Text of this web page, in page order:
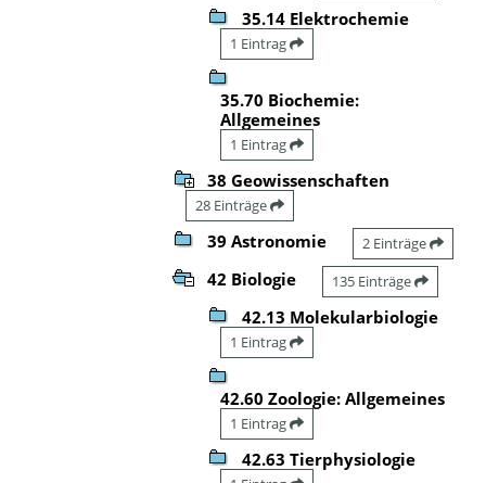
35.14 Elektrochemie
1 Eintrag
35.70 Biochemie:
Allgemeines
1 Eintrag
38 Geowissenschaften
28 Einträge
39 Astronomie 2 Einträge
42 Biologie 135 Einträge
42.13 Molekularbiologie
1 Eintrag
42.60 Zoologie: Allgemeines
1 Eintrag
42.63 Tierphysiologie